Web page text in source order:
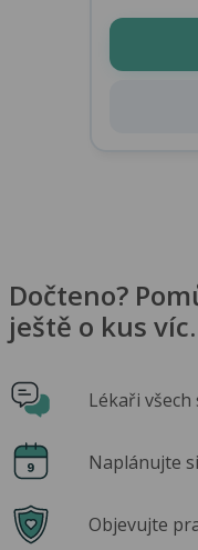
Dočteno?
ještě o kus víc.
Lékaři všech
Naplánujte
Objevujte